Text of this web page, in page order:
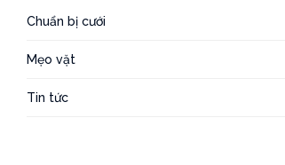
Chuẩn bị cưới
Mẹo vặt
Tin tức